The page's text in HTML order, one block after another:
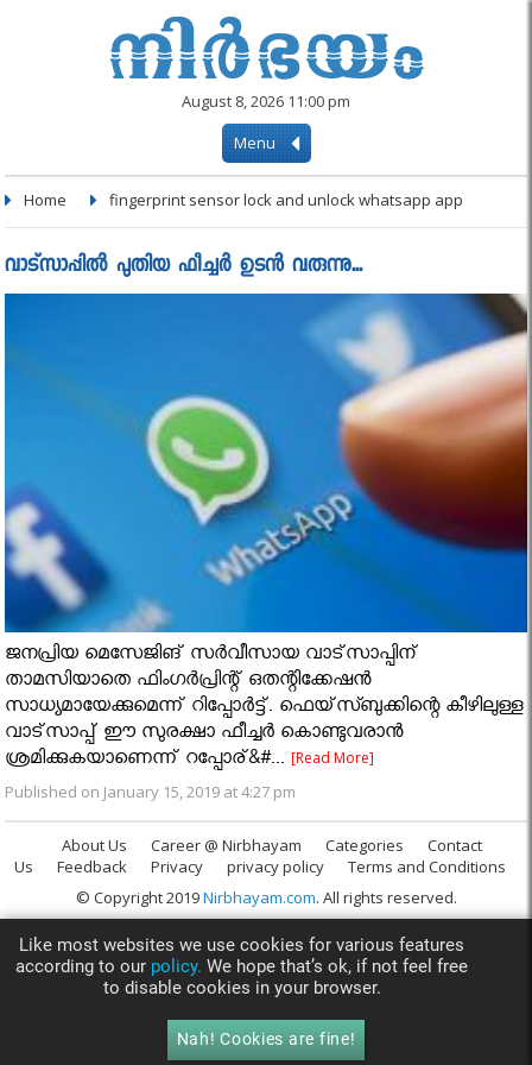
August 8, 2026 11:00 pm
Menu
Home fingerprint sensor lock and unlock whatsapp app
വാട്സാപ്പിൽ പുതിയ ഫീച്ചർ ഉടൻ വരുന്നു...
ജനപ്രിയ മെസേജിങ് സര്‍വീസായ വാട്‌സാപ്പിന്
താമസിയാതെ ഫിംഗര്‍പ്രിന്റ് ഒതന്റിക്കേഷന്‍
സാധ്യമായേക്കുമെന്ന് റിപ്പോർട്ട്. ഫെയ്‌സ്ബുക്കിന്റെ കീഴിലുള്ള
വാട്‌സാപ്പ് ഈ സുരക്ഷാ ഫീച്ചര്‍ കൊണ്ടുവരാന്‍
ശ്രമിക്കുകയാണെന്ന് റപ്പോര്&#...[Read More]
Published on January 15, 2019 at 4:27 pm
About Us Career @ Nirbhayam Categories
Contact
Us
Feedback Privacy privacy policy
Terms and Conditions
© Copyright 2019Nirbhayam.com. All rights reserved.
Like most websites we use cookies for various features
according to our policy. We hope that’s ok, if not feel free
to disable cookies in your browser.
Nah! Cookies are fine!